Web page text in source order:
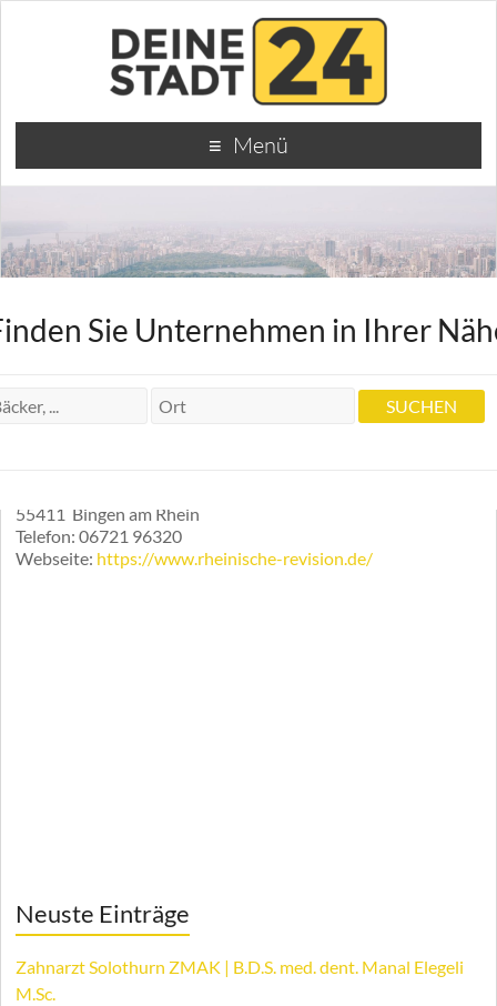
Menü
Sie Unternehmen in Ihrer
55411 Bingen am Rhein
Telefon:06721 96320
Webseite: https://www.rheinische-revision.de/
Neuste Einträge
Zahnarzt Solothurn ZMAK | B.D.S. med. dent. Manal Elegeli
M.Sc.